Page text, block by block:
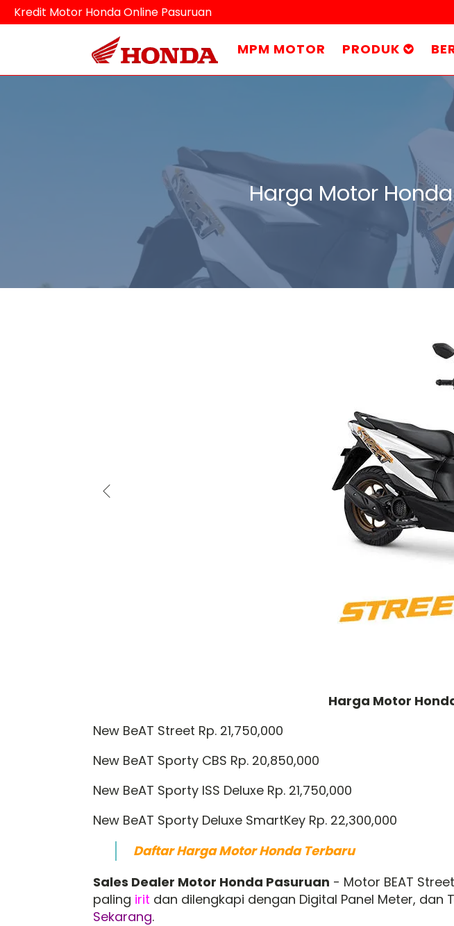
Kredit Motor Honda Online Pasuruan
MPM MOTOR PRODUK
Harga Motor
Harga Motor
New BeAT Street Rp. 21,750,000
New BeAT Sporty CBS Rp. 20,850,000
New BeAT Sporty ISS Deluxe Rp. 21,750,000
New BeAT Sporty Deluxe SmartKey Rp. 22,300,000
Daftar Harga Motor Honda Terbaru
Sales Dealer Motor Honda Pasuruan - Motor BEAT
paling irit dan dilengkapi dengan Digital Panel Meter, dan
Sekarang.